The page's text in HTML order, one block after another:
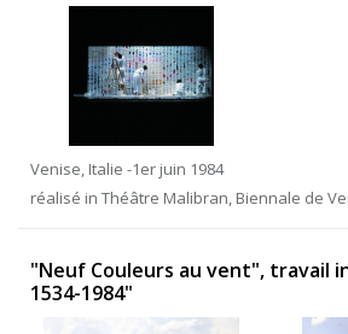
Venise, Italie -1er juin 1984
réalisé in Théâtre Malibran, Biennale de
"Neuf Couleurs au vent", travail
1534-1984"